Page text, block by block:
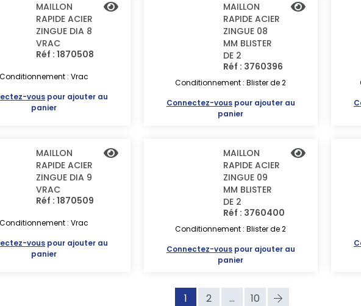
MAILLON
RAPIDE ACIER
ZINGUE DIA 8
VRAC
Réf : 1870508
: Vrac
vous pour ajouter au
panier
MAILLON
RAPIDE ACIER
ZINGUE 08
MM BLISTER
DE 2
Réf : 3760396
Conditionnement : Blister de 2
Connectez-vouspour ajouter au
panier
MAILLON
RAPIDE ACIER
ZINGUE DIA 9
VRAC
Réf : 1870509
: Vrac
vous pour ajouter au
panier
MAILLON
RAPIDE ACIER
ZINGUE 09
MM BLISTER
DE 2
Réf : 3760400
Conditionnement : Blister de 2
Connectez-vouspour ajouter au
panier
1 2 ... 10